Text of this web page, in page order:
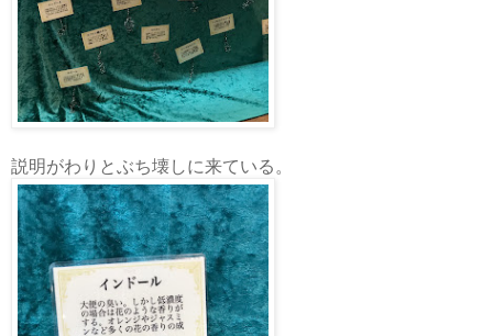
説明がわりとぶち壊しに来ている。